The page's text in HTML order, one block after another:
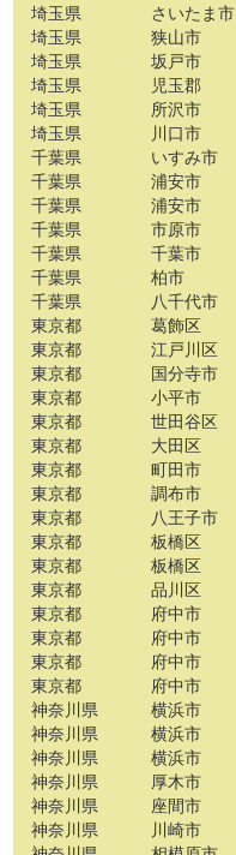
埼玉県
埼玉県
埼玉県
埼玉県
埼玉県
埼玉県
千葉県
千葉県
千葉県
千葉県
千葉県
千葉県
千葉県
東京都
東京都
東京都
東京都
東京都
東京都
東京都
東京都
東京都
東京都
東京都
東京都
東京都
東京都
東京都
東京都
神奈川県
神奈川県
神奈川県
神奈川県
神奈川県
神奈川県
さいたま市
狭山市
坂戸市
児玉郡
所沢市
川口市
いすみ市
浦安市
浦安市
市原市
千葉市
柏市
八千代市
葛飾区
江戸川区
国分寺市
小平市
世田谷区
大田区
町田市
調布市
八王子市
板橋区
板橋区
品川区
府中市
府中市
府中市
府中市
横浜市
横浜市
横浜市
厚木市
座間市
川崎市